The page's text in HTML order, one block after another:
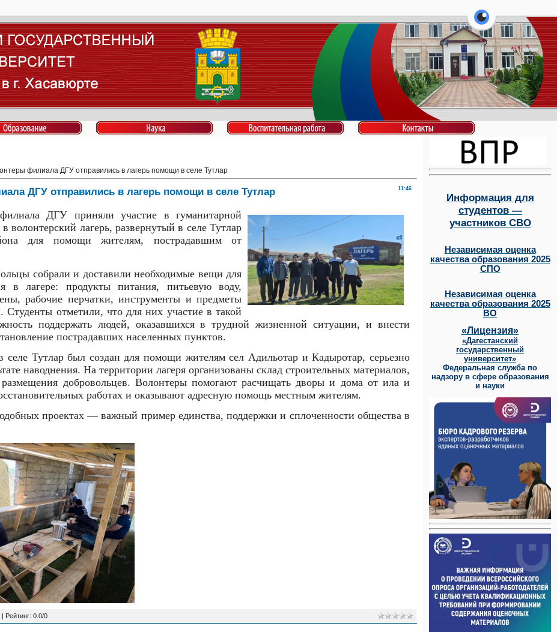
перейти на
филиала ДГУ отправились в лагерь помощи в селе Тутлар
11:46
ДГУ отправились в лагерь помощи в селе Тутлар
ДГУ приняли участие в гуманитарной
волонтерский лагерь, развернутый в селе Тутлар
для помощи жителям, пострадавшим от
собрали и доставили необходимые вещи для
в лагере: продукты питания, питьевую воду,
рабочие перчатки, инструменты и предметы
Студенты отметили, что для них участие в такой
поддержать людей, оказавшихся в трудной жизненной ситуации, и внести
пострадавших населенных пунктов.
селе Тутлар был создан для помощи жителям сел Адильотар и Кадыротар, серьезно
наводнения. На территории лагеря организованы склад строительных материалов,
добровольцев. Волонтеры помогают расчищать дворы и дома от ила и
работах и оказывают адресную помощь местным жителям.
проектах — важный пример единства, поддержки и сплоченности общества в
Рейтинг: 0.0/0
Информация для
студентов —
участников СВО
Независимая оценка
качества образования 2025
СПО
Независимая оценка
качества образования 2025
ВО
«Лицензия»
«Дагестанский
государственный
университет»
Федеральная служба по
надзору в сфере образования
и науки